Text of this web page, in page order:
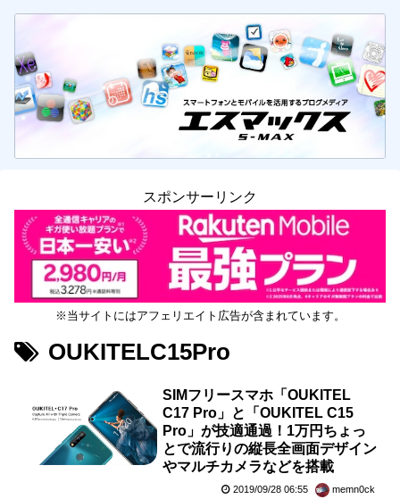
スポンサーリンク
※当サイトにはアフェリエイト広告が含まれています。
OUKITELC15Pro
SIMフリースマホ「OUKITEL
C17 Pro」と「OUKITEL C15
Pro」が技適通過！1万円ちょっ
とで流行りの縦長全画面デザイン
やマルチカメラなどを搭載
2019/09/28 06:55 memn0ck